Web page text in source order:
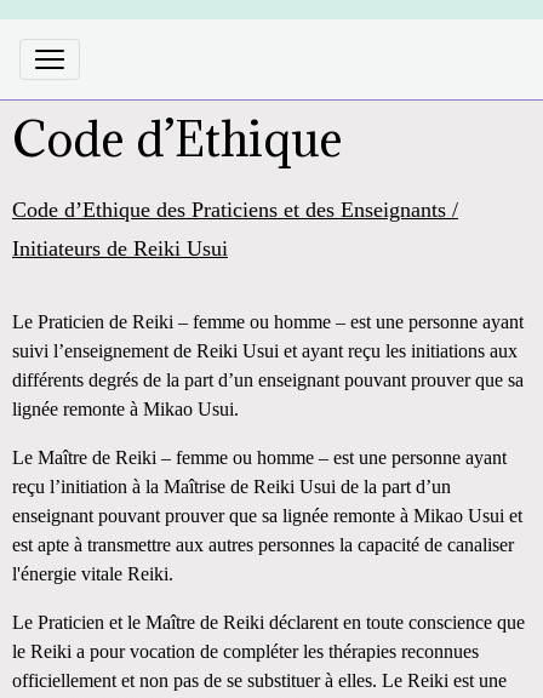
Code d’Ethique
Code d’Ethique des Praticiens et des Enseignants /
Initiateurs de Reiki Usui
Le Praticien de Reiki – femme ou homme – est une personne ayant
suivi l’enseignement de Reiki Usui et ayant reçu les initiations aux
différents degrés de la part d’un enseignant pouvant prouver que sa
lignée remonte à Mikao Usui.
Le Maître de Reiki – femme ou homme – est une personne ayant
reçu l’initiation à la Maîtrise de Reiki Usui de la part d’un
enseignant pouvant prouver que sa lignée remonte à Mikao Usui et
est apte à transmettre aux autres personnes la capacité de canaliser
l'énergie vitale Reiki.
Le Praticien et le Maître de Reiki déclarent en toute conscience que
le Reiki a pour vocation de compléter les thérapies reconnues
officiellement et non pas de se substituer à elles. Le Reiki est une